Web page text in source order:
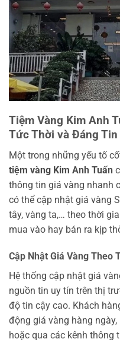
Tiệm Vàng Kim Anh
Tức Thời và Đáng Tin
Một trong những yếu tố
tiệm vàng Kim Anh Tuấn
thông tin giá vàng nhanh
có thể cập nhật giá vàng
tây, vàng ta,… theo thời
mua vào hay bán ra kịp
Cập Nhật Giá Vàng Theo
Hệ thống cập nhật giá
nguồn tin uy tín trên thị
độ tin cậy cao. Khách
động giá vàng hàng
hoặc qua các kênh thông